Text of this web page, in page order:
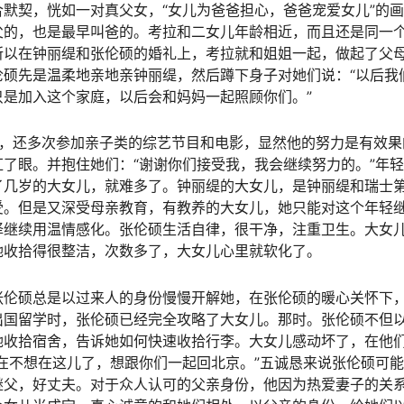
契，恍如一对真父女，“女儿为爸爸担心，爸爸宠爱女儿”的
，也是最早叫爸的。考拉和二女儿年龄相近，而且还是同一
在钟丽缇和张伦硕的婚礼上，考拉就和姐姐一起，做起了父
先是温柔地亲地亲钟丽缇，然后蹲下身子对她们说：“以后我
加入这个家庭，以后会和妈妈一起照顾你们。”
还多次参加亲子类的综艺节目和电影，显然他的努力是有效
眼。并抱住她们：“谢谢你们接受我，我会继续努力的。”年
岁的大女儿，就难多了。钟丽缇的大女儿，是钟丽缇和瑞士
但是又深受母亲教育，有教养的大女儿，她只能对这个年轻
续用温情感化。张伦硕生活自律，很干净，注重卫生。大女
拾得很整洁，次数多了，大女儿心里就软化了。
硕总是以过来人的身份慢慢开解她，在张伦硕的暖心关怀下
留学时，张伦硕已经完全攻略了大女儿。那时。张伦硕不但
拾宿舍，告诉她如何快速收拾行李。大女儿感动坏了，在他
想在这儿了，想跟你们一起回北京。”五诚恳来说张伦硕可
，好丈夫。对于众人认可的父亲身份，他因为热爱妻子的关